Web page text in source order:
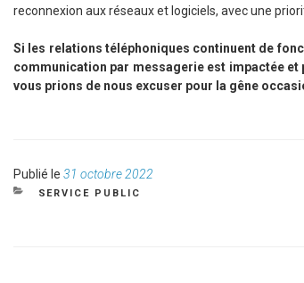
reconnexion aux réseaux et logiciels, avec une
Si les relations téléphoniques continuent de
communication par messagerie est impactée
vous prions de nous excuser pour la gêne
Publié le Publié
le
31 octobre 2022
CATÉGORIES
SERVICE PUBLIC